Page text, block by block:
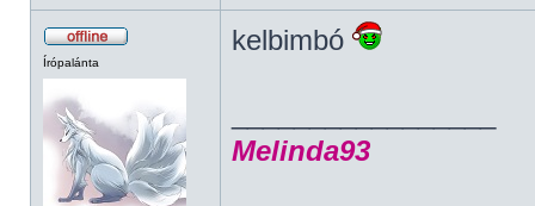
Írópalánta
kelbimbó
Melinda93